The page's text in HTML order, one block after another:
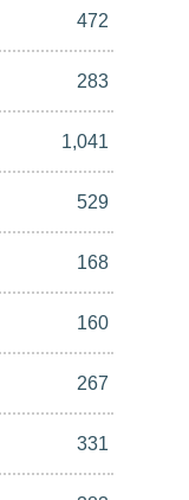
472
283
1,041
529
168
160
267
331